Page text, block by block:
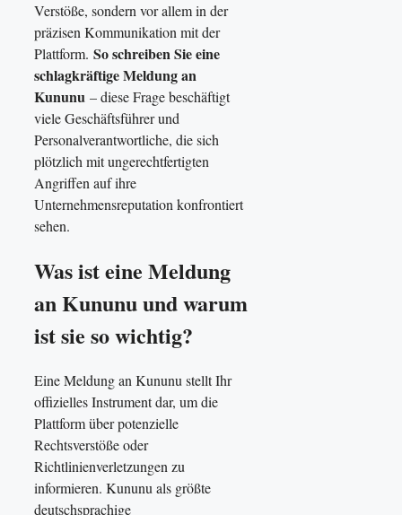
Verstöße, sondern vor allem in der
präzisen Kommunikation mit der
Plattform. So schreiben Sie eine
schlagkräftige Meldung an
Kununu – diese Frage beschäftigt
viele Geschäftsführer und
Personalverantwortliche, die sich
plötzlich mit ungerechtfertigten
Angriffen auf ihre
Unternehmensreputation konfrontiert
sehen.
Was ist eine Meldung
an Kununu und warum
ist sie so wichtig?
Eine Meldung an Kununu stellt Ihr
offizielles Instrument dar, um die
Plattform über potenzielle
Rechtsverstöße oder
Richtlinienverletzungen zu
informieren. Kununu als größte
deutschsprachige